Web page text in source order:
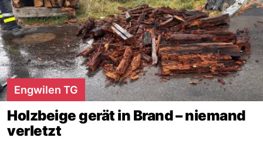
Engwilen TG
Holzbeige gerät in Brand – niemand
verletzt